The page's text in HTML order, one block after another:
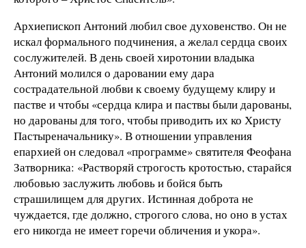
Архиепископ Антоний любил свое духовенство. Он не
искал формального подчинения, а желал сердца своих
сослужителей. В день своей хиротонии владыка
Антоний молился о даровании ему дара
сострадательной любви к своему будущему клиру и
пастве и чтобы «сердца клира и паствы были дарованы,
но дарованы для того, чтобы приводить их ко Христу
Пастыреначальнику». В отношении управления
епархией он следовал «программе» святителя Феофана
Затворника: «Растворяй строгость кротостью, старайся
любовью заслужить любовь и бойся быть
страшилищем для других. Истинная доброта не
чуждается, где должно, строгого слова, но оно в устах
его никогда не имеет горечи обличения и укора».